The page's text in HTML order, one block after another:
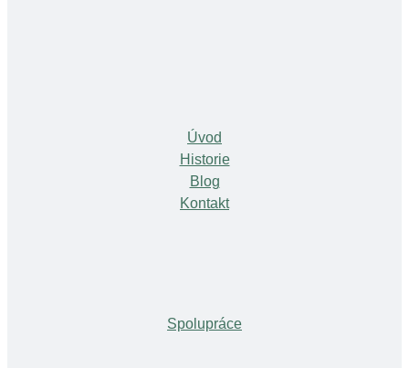
Úvod
Historie
Blog
Kontakt
Spolupráce